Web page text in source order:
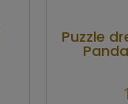
Puzzle